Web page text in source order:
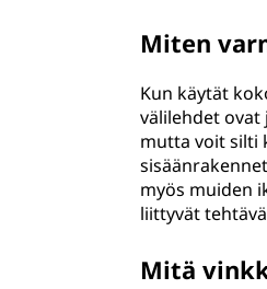
Miten
Kun käytät
välilehdet ovat
mutta voit silti
myös muiden
liittyvät
Mitä